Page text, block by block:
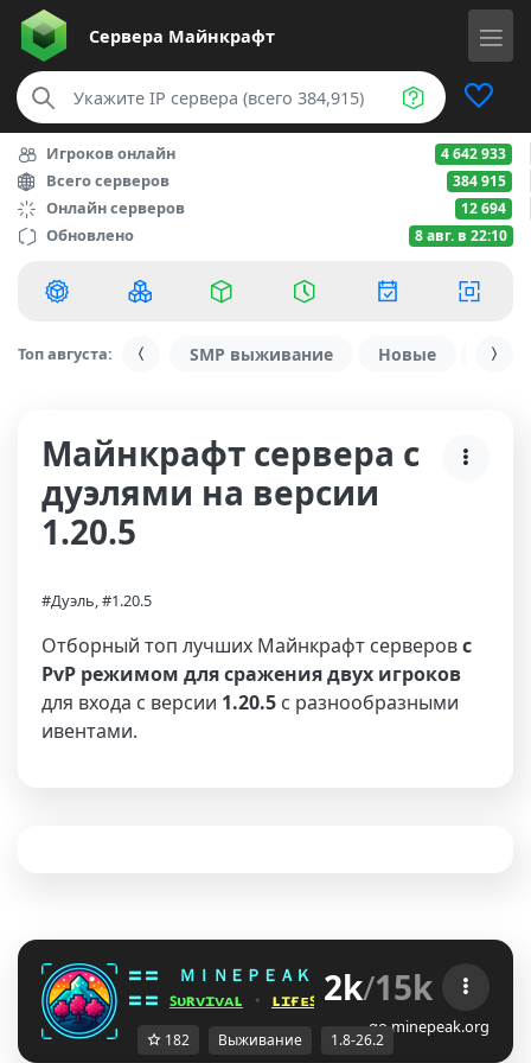
Сервера Майнкрафт
Игроков онлайн 4 642 933
Всего серверов 384 915
Онлайн серверов 12 694
Обновлено 8 авг. в 22:10
Топ августа: SMP выживание Новые С
Майнкрафт сервера с
дуэлями на версии
1.20.5
#Дуэль, #1.20.5
Отборный топ лучших Майнкрафт серверовс
PvP режимом для сражения двух игроков
для входа с версии 1.20.5 с разнообразными
ивентами.
〓〓 ＭＩＮＥＰＥＡＫ ¤ 1.8 - 26.2
〓〓 ꜱᴜʀᴠɪᴠᴀʟ ⋆ ʟɪғᴇꜱᴛᴇᴀʟ ⋆ ʙᴇᴅᴡᴀʀꜱ ⋆
2k/15k
go.minepeak.org
182 Выживание 1.8-26.2